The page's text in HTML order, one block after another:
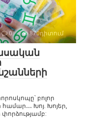
0 870դիտում
բոլոր
Խոյ. Խոյեր,
փորձությամբ: